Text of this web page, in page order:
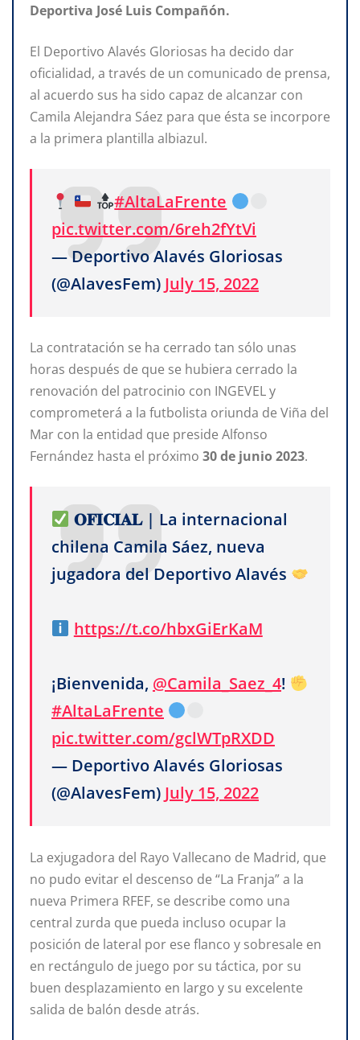
Deportiva José Luis Compañón.
El Deportivo Alavés Gloriosas ha decido dar
oficialidad, a través de un comunicado de prensa,
al acuerdo sus ha sido capaz de alcanzar con
Camila Alejandra Sáez para que ésta se incorpore
a la primera plantilla albiazul.
#AltaLaFrente
pic.twitter.com/6reh2fYtVi
— Deportivo Alavés Gloriosas
(@AlavesFem) July 15, 2022
La contratación se ha cerrado tan sólo unas
horas después de que se hubiera cerrado la
renovación del patrocinio con INGEVEL y
comprometerá a la futbolista oriunda de Viña del
Mar con la entidad que preside Alfonso
Fernández hasta el próximo 30de junio 2023.
𝐎𝐅𝐈𝐂𝐈𝐀𝐋 | La internacional
chilena Camila Sáez, nueva
jugadora del Deportivo Alavés
https://t.co/hbxGiErKaM
¡Bienvenida, @Camila_Saez_4!
#AltaLaFrente
pic.twitter.com/gclWTpRXDD
— Deportivo Alavés Gloriosas
(@AlavesFem) July 15, 2022
La exjugadora del Rayo Vallecano de Madrid, que
no pudo evitar el descenso de “La Franja” a la
nueva Primera RFEF, se describe como una
central zurda que pueda incluso ocupar la
posición de lateral por ese flanco y sobresale en
en rectángulo de juego por su táctica, por su
buen desplazamiento en largo y su excelente
salida de balón desde atrás.